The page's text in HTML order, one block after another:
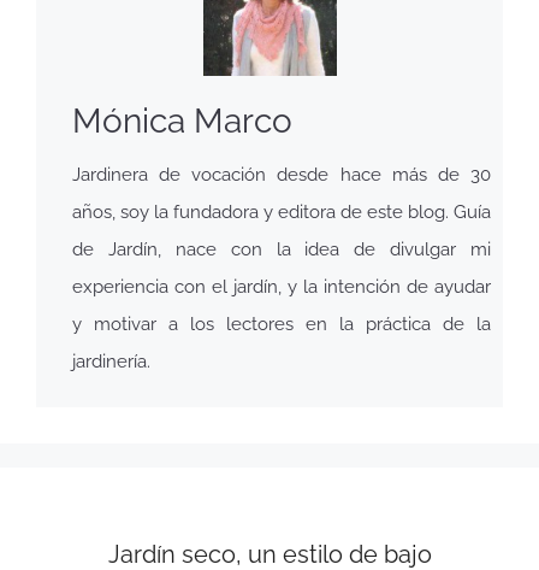
Mónica Marco
Jardinera de vocación desde hace más de 30
años, soy la fundadora y editora de este blog. Guía
de Jardín, nace con la idea de divulgar mi
experiencia con el jardín, y la intención de ayudar
y motivar a los lectores en la práctica de la
jardinería.
Jardín seco, un estilo de bajo